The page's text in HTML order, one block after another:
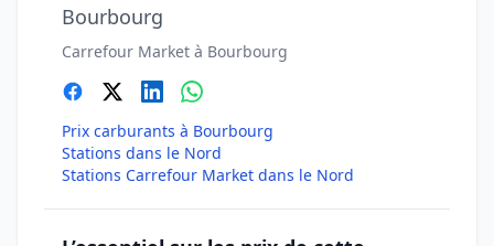
Bourbourg
Carrefour Market à Bourbourg
Prix carburants à Bourbourg
Stations dans le Nord
Stations Carrefour Market dans le Nord